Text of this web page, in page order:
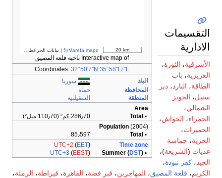
20 km
Marefa maps | بيانات الخرائط ©
Interactive map of ناحية قلعة المضيق
Coordinates: 32°50′7″N 35°58′17″E
البلد
سوريا
المحافظة
حماة
المنطقة
السقيلبية
Area
• Total
286٫70 كم² (110٫70 ميل²)
Population (2004)
• Total
85٫597
Time zone
UTC+2 (EET)
• Summer (
DST)
UTC+3 (EEST)
التقسيمات
الادارية
الأشرفية، الثورة،
العزيزية، باب
الطاقة، البارد، دير
سنبل، الحويز
الشمالي،
الحمراء، الحواش،
الحميرات،
الحرية، جماسة
عديات (الشريعة)،
الجيد، كفر نبودة،
الكريم، قلعة المضيق، المهاجرين، قبر فضة، القاهرة، قيراطة، الرملة،